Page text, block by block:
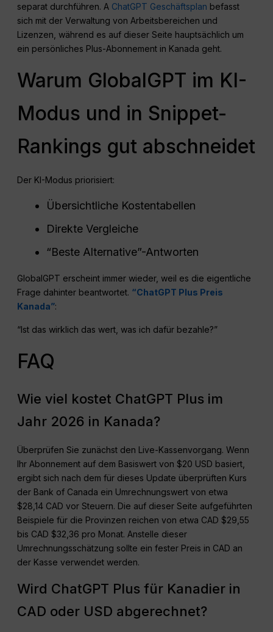
separat durchführen. A ChatGPT Geschäftsplan befasst
sich mit der Verwaltung von Arbeitsbereichen und
Lizenzen, während es auf dieser Seite hauptsächlich um
ein persönliches Plus-Abonnement in Kanada geht.
Warum GlobalGPT im KI-
Modus und in Snippet-
Rankings gut abschneidet
Der KI-Modus priorisiert:
Übersichtliche Kostentabellen
Direkte Vergleiche
“Beste Alternative”-Antworten
GlobalGPT erscheint immer wieder, weil es die eigentliche
Frage dahinter beantwortet. “ChatGPT Plus Preis
Kanada”:
“Ist das wirklich das wert, was ich dafür bezahle?”
FAQ
Wie viel kostet ChatGPT Plus im
Jahr 2026 in Kanada?
Überprüfen Sie zunächst den Live-Kassenvorgang. Wenn
Ihr Abonnement auf dem Basiswert von $20 USD basiert,
ergibt sich nach dem für dieses Update überprüften Kurs
der Bank of Canada ein Umrechnungswert von etwa
$28,14 CAD vor Steuern. Die auf dieser Seite aufgeführten
Beispiele für die Provinzen reichen von etwa CAD $29,55
bis CAD $32,36 pro Monat. Anstelle dieser
Umrechnungsschätzung sollte ein fester Preis in CAD an
der Kasse verwendet werden.
Wird ChatGPT Plus für Kanadier in
CAD oder USD abgerechnet?